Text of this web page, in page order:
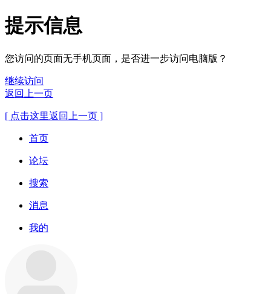
提示信息
您访问的页面无手机页面，是否进一步访问电脑版？
继续访问
返回上一页
[ 点击这里返回上一页 ]
首页
论坛
搜索
消息
我的